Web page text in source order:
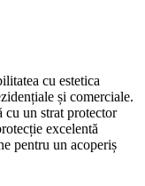
cu estetica
și comerciale.
cu un strat protector
excelentă
pentru un acoperiș